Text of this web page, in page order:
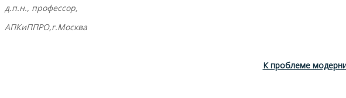
д.п.н., профессор,
АПКиППРО,г.Москва
К проблеме